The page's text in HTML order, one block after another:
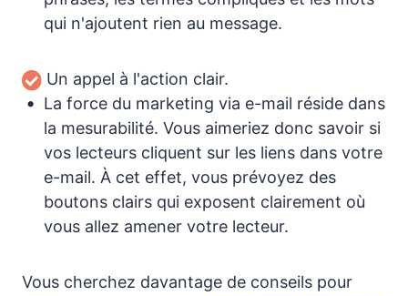
qui n'ajoutent rien au message.
Un appel à l'action clair.
La force du marketing via e-mail réside dans
la mesurabilité. Vous aimeriez donc savoir si
vos lecteurs cliquent sur les liens dans votre
e-mail. À cet effet, vous prévoyez des
boutons clairs qui exposent clairement où
vous allez amener votre lecteur.
Vous cherchez davantage de conseils pour